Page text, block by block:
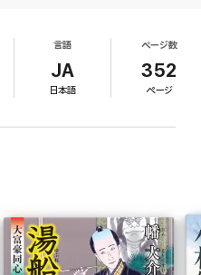
直臣である旗本としては最下層の
僧侶になるよりはいいと、自由に
姿がすがすがしい。気品にあふ
わる親しみやすさ。そして、数々
たちまち成長していく信平の姿
言語
JA
日本語
ページ数
352
ページ